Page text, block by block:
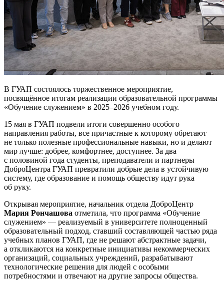
В ГУАП состоялось торжественное мероприятие,
посвящённое итогам реализации образовательной программы
«Обучение служением» в 2025–2026 учебном году.
15 мая в ГУАП подвели итоги совершенно особого
направления работы, все причастные к которому обретают
не только полезные профессиональные навыки, но и делают
мир лучше: добрее, комфортнее, доступнее. За два
с половиной года студенты, преподаватели и партнеры
ДоброЦентра ГУАП превратили добрые дела в устойчивую
систему, где образование и помощь обществу идут рука
об руку.
Открывая мероприятие, начальник отдела ДоброЦентр
Мария Рончашова отметила, что программа «Обучение
служением» — реализуемый в университете полноценный
образовательный подход, ставший составляющей частью ряда
учебных планов ГУАП, где не решают абстрактные задачи,
а откликаются на конкретные инициативы некоммерческих
организаций, социальных учреждений, разрабатывают
технологические решения для людей с особыми
потребностями и отвечают на другие запросы общества.